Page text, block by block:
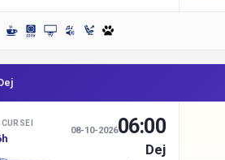
08-10-202606:00
Dej